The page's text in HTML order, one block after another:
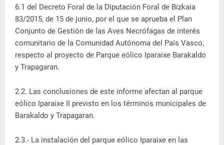
6.1 del Decreto Foral de la Diputación Foral de Bizkaia
83/2015, de 15 de junio, por el que se aprueba el Plan
Conjunto de Gestión de las Aves Necrófagas de interés
comunitario de la Comunidad Autónoma del País Vasco,
respecto al proyecto de Parque eólico Iparaixe Barakaldo
y Trapagaran.
2.2. Las conclusiones de este informe afectan al parque
eólico Iparaixe II previsto en los términos municipales de
Barakaldo y Trapagaran.
2.3.- La instalación del parque eólico Iparaixe en las